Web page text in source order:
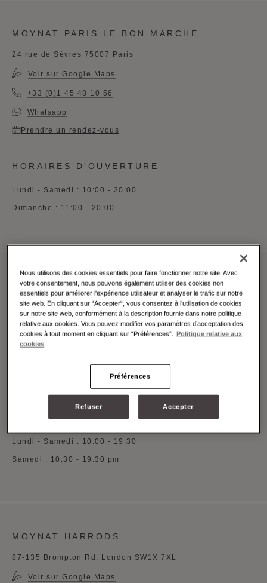
MOYNAT PARIS LE BON MARCHÉ
24 rue de Sèvres 75007 Paris
Voir sur Google Maps
+33 (0)1 45 48 10 56
Whatsapp
Prendre un rendez-vous
HORAIRES D'OUVERTURE
Lundi - Samedi : 10:00 - 20:00
Dimanche : 11:00 - 20:00
MOYNAT MILAN MONTE NAPOLEONE
Via Monte Napoleone 3, Milano, 20121
Voir sur Google Maps
+39 (0)5 5997 0369
HORAIRES D'OUVERTURE
Lundi - Samedi : 10:00 - 19:30
Samedi : 10:30 - 19:30 pm
MOYNAT HARRODS
87-135 Brompton Rd, London SW1X 7XL
Voir sur Google Maps
Nous utilisons des cookies essentiels pour faire fonctionner notre site. Avec
votre consentement, nous pouvons également utiliser des cookies non
essentiels pour améliorer l'expérience utilisateur et analyser le trafic sur notre
site web. En cliquant sur “Accepter“, vous consentez à l’utilisation de cookies
sur notre site web, conformément à la description fournie dans notre politique
relative aux cookies. Vous pouvez modifier vos paramètres d’acceptation des
cookies à tout moment en cliquant sur “Préférences”. Politique relative aux
cookies
Préférences
Refuser Accepter